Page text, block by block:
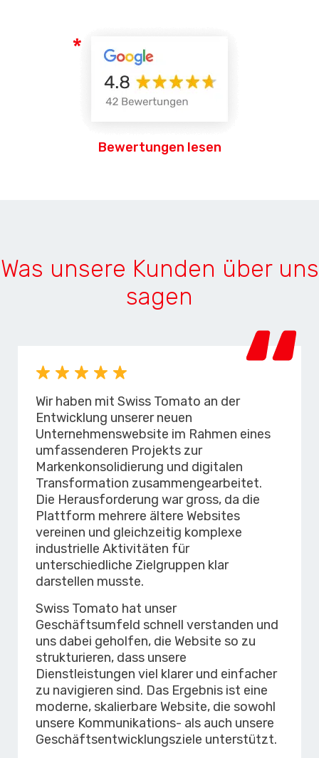
Bewertungen lesen
Was unsere Kunden über uns
sagen
Wir haben mit Swiss Tomato an der
Entwicklung unserer neuen
Unternehmenswebsite im Rahmen eines
umfassenderen Projekts zur
Markenkonsolidierung und digitalen
Transformation zusammengearbeitet.
Die Herausforderung war gross, da die
Plattform mehrere ältere Websites
vereinen und gleichzeitig komplexe
industrielle Aktivitäten für
unterschiedliche Zielgruppen klar
darstellen musste.
Swiss Tomato hat unser
Geschäftsumfeld schnell verstanden und
uns dabei geholfen, die Website so zu
strukturieren, dass unsere
Dienstleistungen viel klarer und einfacher
zu navigieren sind. Das Ergebnis ist eine
moderne, skalierbare Website, die sowohl
unsere Kommunikations- als auch unsere
Geschäftsentwicklungsziele unterstützt.